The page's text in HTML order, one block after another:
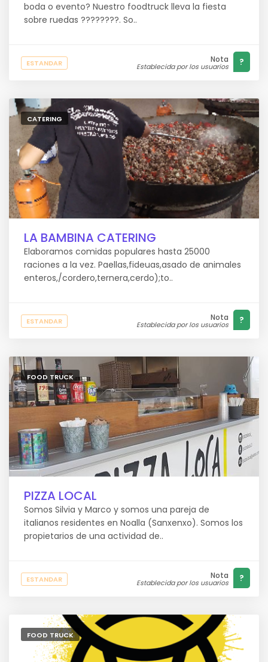
boda o evento? Nuestro foodtruck lleva la fiesta
sobre ruedas ????????. So..
ESTANDAR Nota
Establecida por los usuarios ?
CATERING
LA BAMBINA CATERING
Elaboramos comidas populares hasta 25000
raciones a la vez. Paellas,fideuas,asado de animales
enteros,/cordero,ternera,cerdo);to..
ESTANDAR Nota
Establecida por los usuarios ?
FOOD TRUCK
PIZZA LOCAL
Somos Silvia y Marco y somos una pareja de
italianos residentes en Noalla (Sanxenxo). Somos los
propietarios de una actividad de..
ESTANDAR Nota
Establecida por los usuarios ?
FOOD TRUCK